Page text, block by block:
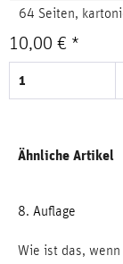
64 Seiten,
10,00 € *
Ähnliche Artikel
8. Auflage
Wie ist das,